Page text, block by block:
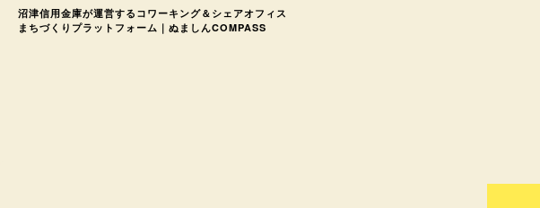
沼津信用金庫が運営する コワーキング＆シェアオフィス
まちづくりプラットフォーム｜ぬましんCOMPASS